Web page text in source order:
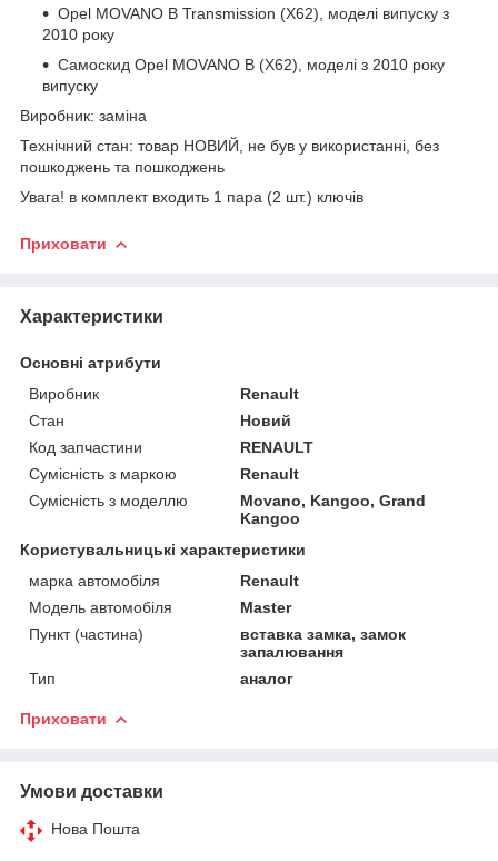
Opel MOVANO B Transmission (X62), моделі випуску з
2010 року
Самоскид Opel MOVANO B (X62), моделі з 2010 року
випуску
Виробник: заміна
Технічний стан: товар НОВИЙ, не був у використанні, без
пошкоджень та пошкоджень
Увага! в комплект входить 1 пара (2 шт.) ключів
Приховати
Характеристики
Основні атрибути
Виробник
Renault
Стан
Новий
Код запчастини
RENAULT
Сумісність з маркою
Renault
Сумісність з моделлю
Movano, Kangoo, Grand
Kangoo
Користувальницькі характеристики
марка автомобіля
Renault
Модель автомобіля
Master
Пункт (частина)
вставка замка, замок
запалювання
Тип
аналог
Приховати
Умови доставки
Нова Пошта